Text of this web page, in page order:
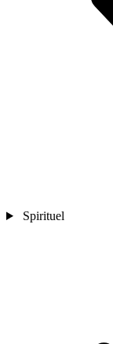
Spirituel